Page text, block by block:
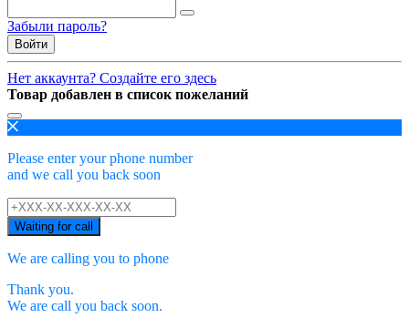
Забыли пароль?
Войти
Нет аккаунта? Создайте его здесь
Товар добавлен в список пожеланий
Please enter your phone number
and we call you back soon
Waiting for call
We are calling you to phone
Thank you.
We are call you back soon.